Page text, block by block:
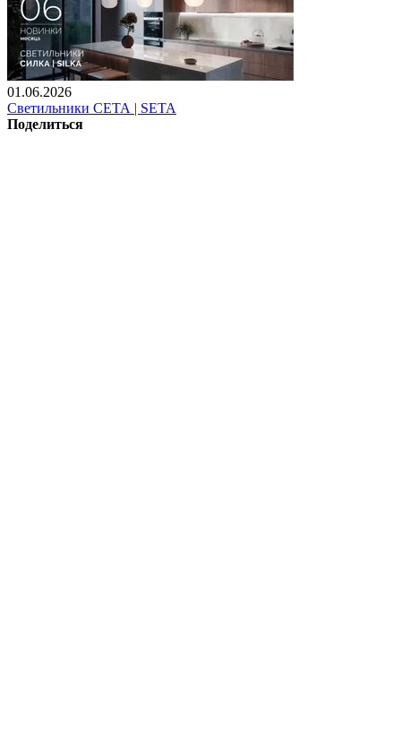
01.06.2026
Светильники СЕТА | SETA
Поделиться